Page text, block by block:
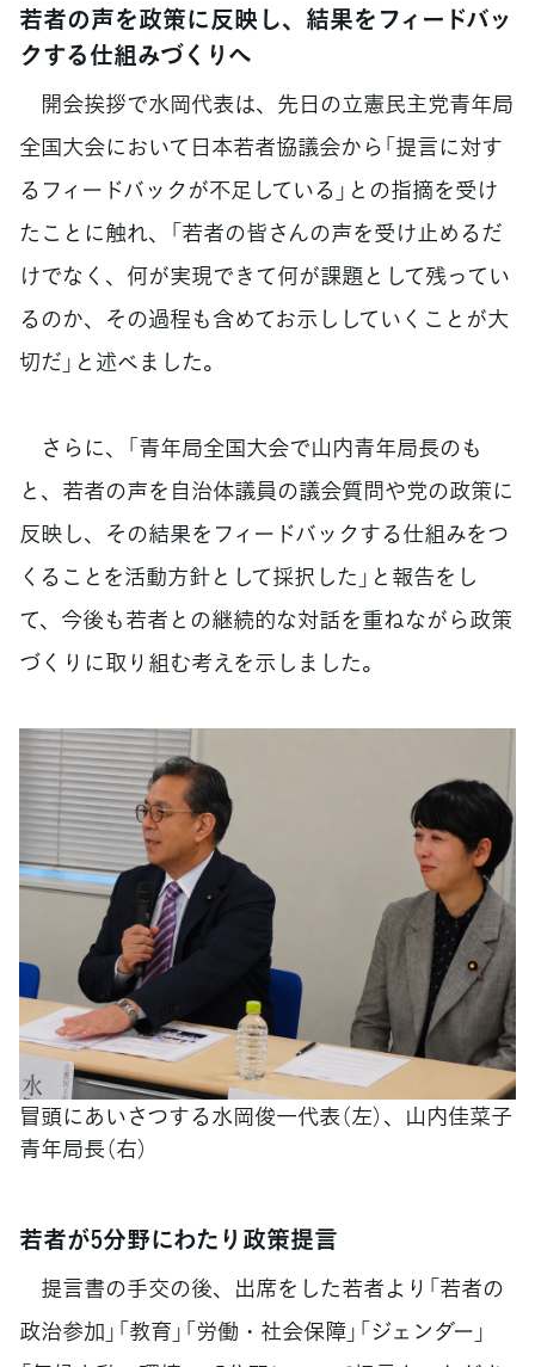
若者の声を政策に反映し、結果をフィードバッ
クする仕組みづくりへ
開会挨拶で水岡代表は、先日の立憲民主党青年局
全国大会において日本若者協議会から「提言に対す
るフィードバックが不足している」との指摘を受け
たことに触れ、「若者の皆さんの声を受け止めるだ
けでなく、何が実現できて何が課題として残ってい
るのか、その過程も含めてお示ししていくことが大
切だ」と述べました。
さらに、「青年局全国大会で山内青年局長のも
と、若者の声を自治体議員の議会質問や党の政策に
反映し、その結果をフィードバックする仕組みをつ
くることを活動方針として採択した」と報告をし
て、今後も若者との継続的な対話を重ねながら政策
づくりに取り組む考えを示しました。
冒頭にあいさつする水岡俊一代表（左）、山内佳菜子
青年局長（右）
若者が5分野にわたり政策提言
提言書の手交の後、出席をした若者より「若者の
政治参加」「教育」「労働・社会保障」「ジェンダー」